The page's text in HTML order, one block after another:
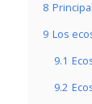
8
9 Los
9.1
9.2